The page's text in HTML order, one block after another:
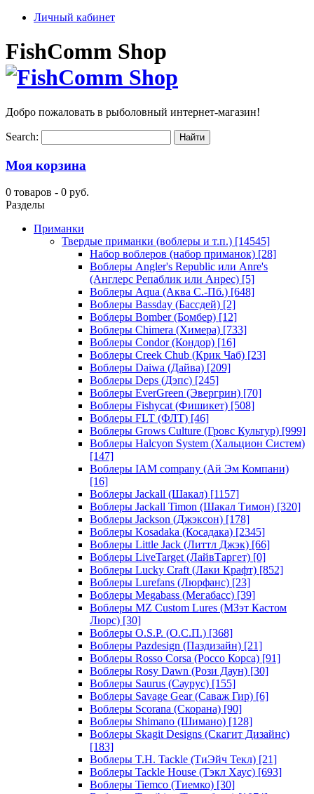
Личный кабинет
FishComm Shop
Добро пожаловать в рыболовный интернет-магазин!
Search:
Моя корзина
0 товаров - 0 руб.
Разделы
Приманки
Твердые приманки (воблеры и т.п.) [14545]
Набор воблеров (набор приманок) [28]
Воблеры Angler's Republic или Anre's
(Англерс Репаблик или Анрес) [5]
Воблеры Aqua (Аква С.-Пб.) [648]
Воблеры Bassday (Бассдей) [2]
Воблеры Bomber (Бомбер) [12]
Воблеры Chimera (Химера) [733]
Воблеры Condor (Кондор) [16]
Воблеры Creek Chub (Крик Чаб) [23]
Воблеры Daiwa (Дайва) [209]
Воблеры Deps (Дэпс) [245]
Воблеры EverGreen (Эвергрин) [70]
Воблеры Fishycat (Фишикет) [508]
Воблеры FLT (ФЛТ) [46]
Воблеры Grows Culture (Гровс Культур) [999]
Воблеры Halcyon System (Хальцион Систем)
[147]
Воблеры IAM company (Ай Эм Компани)
[16]
Воблеры Jackall (Шакал) [1157]
Воблеры Jackall Timon (Шакал Тимон) [320]
Воблеры Jackson (Джэксон) [178]
Воблеры Kosadaka (Косадака) [2345]
Воблеры Little Jack (Литтл Джэк) [66]
Воблеры LiveTarget (ЛайвТаргет) [0]
Воблеры Lucky Craft (Лаки Крафт) [852]
Воблеры Lurefans (Люрфанс) [23]
Воблеры Megabass (Мегабасс) [39]
Воблеры MZ Custom Lures (МЗэт Кастом
Люрс) [30]
Воблеры O.S.P. (О.С.П.) [368]
Воблеры Pazdesign (Паздизайн) [21]
Воблеры Rosso Corsa (Россо Корса) [91]
Воблеры Rosy Dawn (Рози Даун) [30]
Воблеры Saurus (Саурус) [155]
Воблеры Savage Gear (Саваж Гир) [6]
Воблеры Scorana (Скорана) [90]
Воблеры Shimano (Шимано) [128]
Воблеры Skagit Designs (Скагит Дизайнс)
[183]
Воблеры T.H. Tackle (ТиЭйч Текл) [21]
Воблеры Tackle House (Тэкл Хаус) [693]
Воблеры Tiemco (Тиемко) [30]